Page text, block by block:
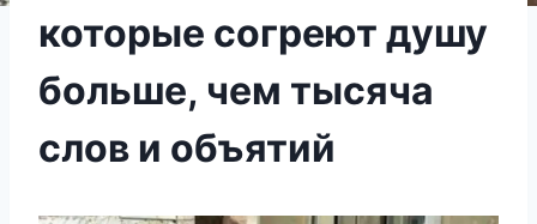
которые согреют душу
больше, чем тысяча
слов и объятий